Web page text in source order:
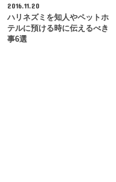
2016.11.20
ハリネズミを知人やペットホ
テルに預ける時に伝えるべき
事6選